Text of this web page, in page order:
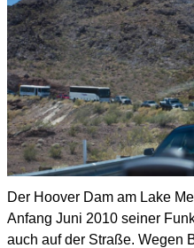
Der Hoover Dam am Lake
Anfang Juni 2010 seiner
auch auf der Straße. Wegen